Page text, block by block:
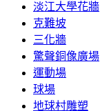
淡江大學花牆
克難坡
三化牆
驚聲銅像廣場
運動場
球場
地球村雕塑